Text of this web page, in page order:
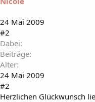
24 Mai 2009
#2
Dabei
Beiträge
Alter
24 Mai 2009
#2
Herzlichen Glückwunsch